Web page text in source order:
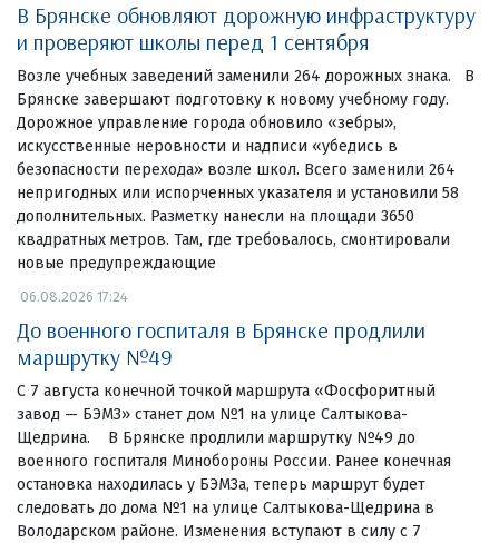
В Брянске обновляют дорожную инфраструктуру
и проверяют школы перед 1 сентября
Возле учебных заведений заменили 264 дорожных знака. В
Брянске завершают подготовку к новому учебному году.
Дорожное управление города обновило «зебры»,
искусственные неровности и надписи «убедись в
безопасности перехода» возле школ. Всего заменили 264
непригодных или испорченных указателя и установили 58
дополнительных. Разметку нанесли на площади 3650
квадратных метров. Там, где требовалось, смонтировали
новые предупреждающие
06.08.2026 17:24
До военного госпиталя в Брянске продлили
маршрутку №49
С 7 августа конечной точкой маршрута «Фосфоритный
завод — БЭМЗ» станет дом №1 на улице Салтыкова-
Щедрина. В Брянске продлили маршрутку №49 до
военного госпиталя Минобороны России. Ранее конечная
остановка находилась у БЭМЗа, теперь маршрут будет
следовать до дома №1 на улице Салтыкова-Щедрина в
Володарском районе. Изменения вступают в силу с 7